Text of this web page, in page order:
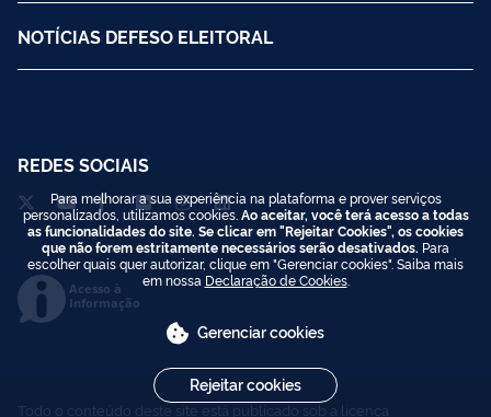
NOTÍCIAS DEFESO ELEITORAL
REDES SOCIAIS
Acesso à
Para melhorar a sua experiência na plataforma e prover serviços
personalizados, utilizamos cookies. Ao aceitar, você terá acesso a todas
as funcionalidades do site. Se clicar em "Rejeitar Cookies", os cookies
que não forem estritamente necessários serão desativados. Para
escolher quais quer autorizar, clique em "Gerenciar cookies". Saiba mais
em nossa Declaração de Cookies.
Gerenciar cookies
Rejeitar cookies